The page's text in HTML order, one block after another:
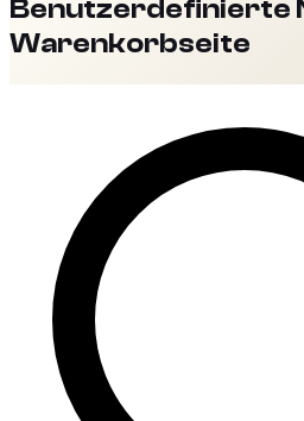
Benutzerdefinierte
Warenkorbseite